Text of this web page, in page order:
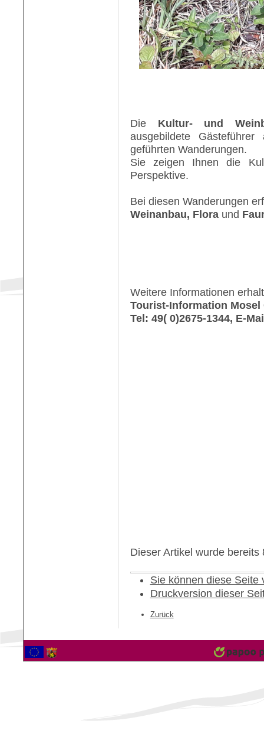
Die Kultur- und
ausgebildete
geführten Wanderungen.
Sie zeigen Ihnen die
Perspektive.
Bei diesen Wanderungen
Weinanbau, Flora und
Weitere Informationen
Tourist-Information Mosel
Tel: 49( 0)2675-1344, E-
Dieser Artikel wurde
Sie können diese Seite
Druckversion dieser
Zurück